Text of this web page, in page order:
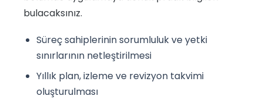
bulacaksınız.
Süreç sahiplerinin sorumluluk ve yetki
sınırlarının netleştirilmesi
Yıllık plan, izleme ve revizyon takvimi
oluşturulması